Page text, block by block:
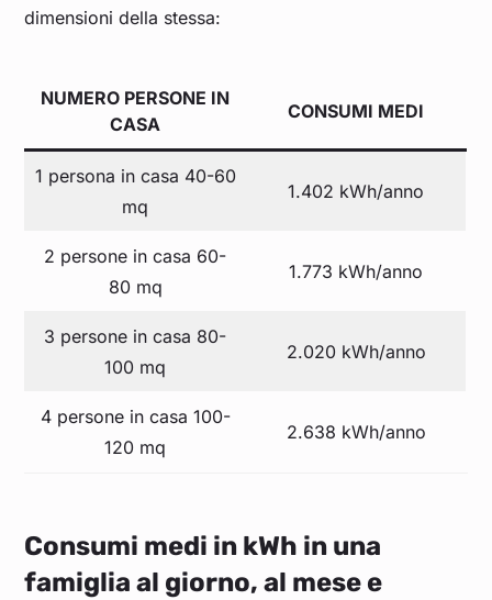
dimensioni della stessa:
NUMERO PERSONE IN
CASA
CONSUMI MEDI
1 persona in casa 40-60
mq
1.402 kWh/anno
2 persone in casa 60-
80 mq
1.773 kWh/anno
3 persone in casa 80-
100 mq
2.020 kWh/anno
4 persone in casa 100-
120 mq
2.638 kWh/anno
Consumi medi in kWh in una
famiglia al giorno, al mese e